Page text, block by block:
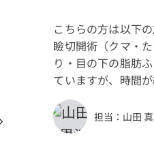
こちらの方は以下
瞼切開術（クマ・
り・目の下の脂肪
ていますが、時間
担当： 山田